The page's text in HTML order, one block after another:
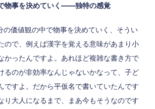
物事を決めていく――独特の感覚
の価値観の中で物事を決めていく、そうい
ので、例えば漢字を覚える意味があまり小
かったんですよ。あれほど複雑な書き方で
るのが非効率なんじゃないかなって、子ど
ですよ。だから平仮名で書いていたんです
り大人になるまで、まあ今もそうなのです